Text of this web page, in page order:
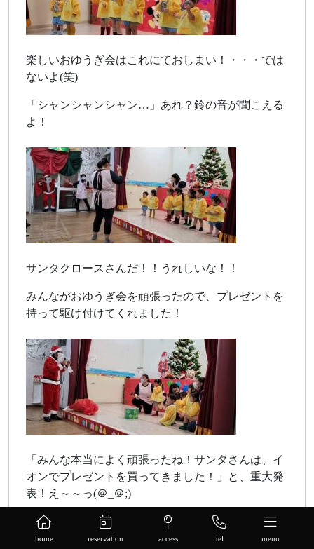
home reservation access tel menu
楽しいおゆうぎ会はこれにておしまい！・・・では
ないよ(笑)
「シャンシャンシャン…」あれ？鈴の音が聞こえる
よ！
サンタクロースさんだ！！うれしいな！！
みんながおゆうぎ会を頑張ったので、プレゼントを
持って駆け付けてくれました！
「みんな本当によく頑張ったね！サンタさんは、イ
オンでプレゼントを買ってきました！」と、重大発
表！え～～っ(＠_＠;)
さっそく、ひとりひとりにプレゼントを渡してくだ
さいます♪座る位置、カメラ位置を気にするサンタ